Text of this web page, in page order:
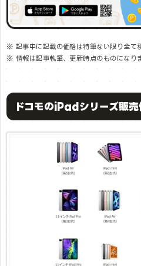
※ 記事中に記載の価格は特筆ない限り全て税
※ 情報は記事執筆、更新時点のものになりま
ドコモのiPadシリーズ販売